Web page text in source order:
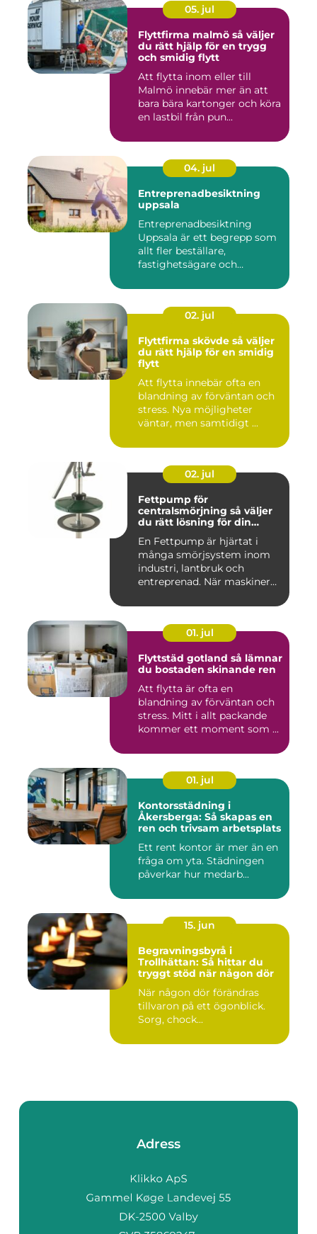
05. jul
Flyttfirma malmö så väljer
du rätt hjälp för en trygg
och smidig flytt
Att flytta inom eller till
Malmö innebär mer än att
bara bära kartonger och köra
en lastbil från pun...
04. jul
Entreprenadbesiktning
uppsala
Entreprenadbesiktning
Uppsala är ett begrepp som
allt fler beställare,
fastighetsägare och
02. jul
Flyttfirma skövde så väljer
du rätt hjälp för en smidig
flytt
Att flytta innebär ofta en
blandning av förväntan och
stress. Nya möjligheter
väntar, men samtidigt ...
02. jul
Fettpump för
centralsmörjning så väljer
du rätt lösning för din
En Fettpump är hjärtat i
många smörjsystem inom
industri, lantbruk och
entreprenad. När maskiner
01. jul
Flyttstäd gotland så lämnar
du bostaden skinande ren
Att flytta är ofta en
blandning av förväntan och
stress. Mitt i allt packande
kommer ett moment som ...
01. jul
Kontorsstädning i
Åkersberga: Så skapas en
ren och trivsam arbetsplats
Ett rent kontor är mer än en
fråga om yta. Städningen
påverkar hur medarb...
15. jun
Begravningsbyrå i
Trollhättan: Så hittar du
tryggt stöd när någon dör
När någon dör förändras
tillvaron på ett ögonblick.
Sorg, chock...
Adress